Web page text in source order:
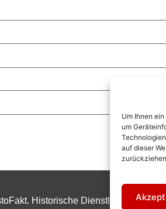
Um Ihnen
um
auf dieser
Historische Dienstleistungen.